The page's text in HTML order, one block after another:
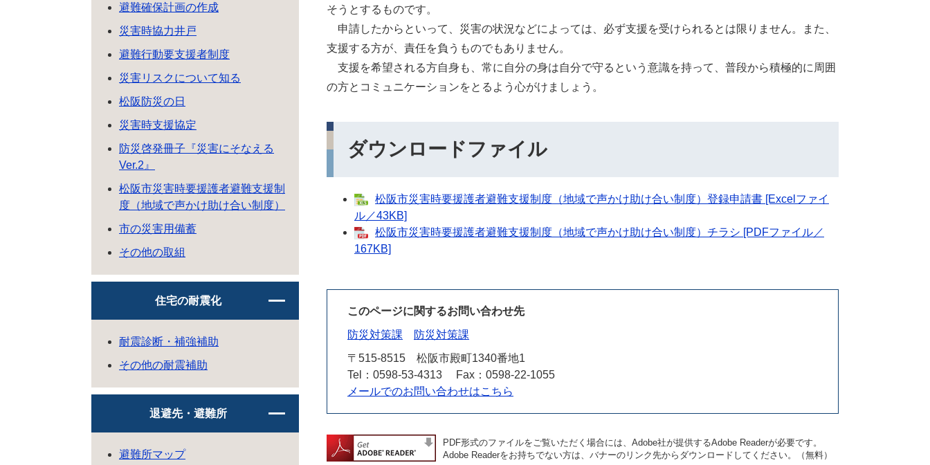
そうとするものです。
申請したからといって、災害の状況などによっては、必ず支援を受けられるとは限りません。また、
支援する方が、責任を負うものでもありません。
支援を希望される方自身も、常に自分の身は自分で守るという意識を持って、普段から積極的に周囲
の方とコミュニケーションをとるよう心がけましょう。
ダウンロードファイル
松阪市災害時要援護者避難支援制度（地域で声かけ助け合い制度）登録申請書 [Excelファイ
ル／43KB]
松阪市災害時要援護者避難支援制度（地域で声かけ助け合い制度）チラシ [PDFファイル／
167KB]
このページに関するお問い合わせ先
防災対策課
防災対策課
〒515-8515
松阪市殿町1340番地1
Tel：0598-53-4313
Fax：0598-22-1055
メールでのお問い合わせはこちら
PDF形式のファイルをご覧いただく場合には、Adobe社が提供するAdobe Readerが必要です。
Adobe Readerをお持ちでない方は、バナーのリンク先からダウンロードしてください。（無料）
避難確保計画の作成
災害時協力井戸
避難行動要支援者制度
災害リスクについて知る
松阪防災の日
災害時支援協定
防災啓発冊子『災害にそなえる
Ver.2』
松阪市災害時要援護者避難支援制
度（地域で声かけ助け合い制度）
市の災害用備蓄
その他の取組
住宅の耐震化
耐震診断・補強補助
その他の耐震補助
退避先・避難所
避難所マップ